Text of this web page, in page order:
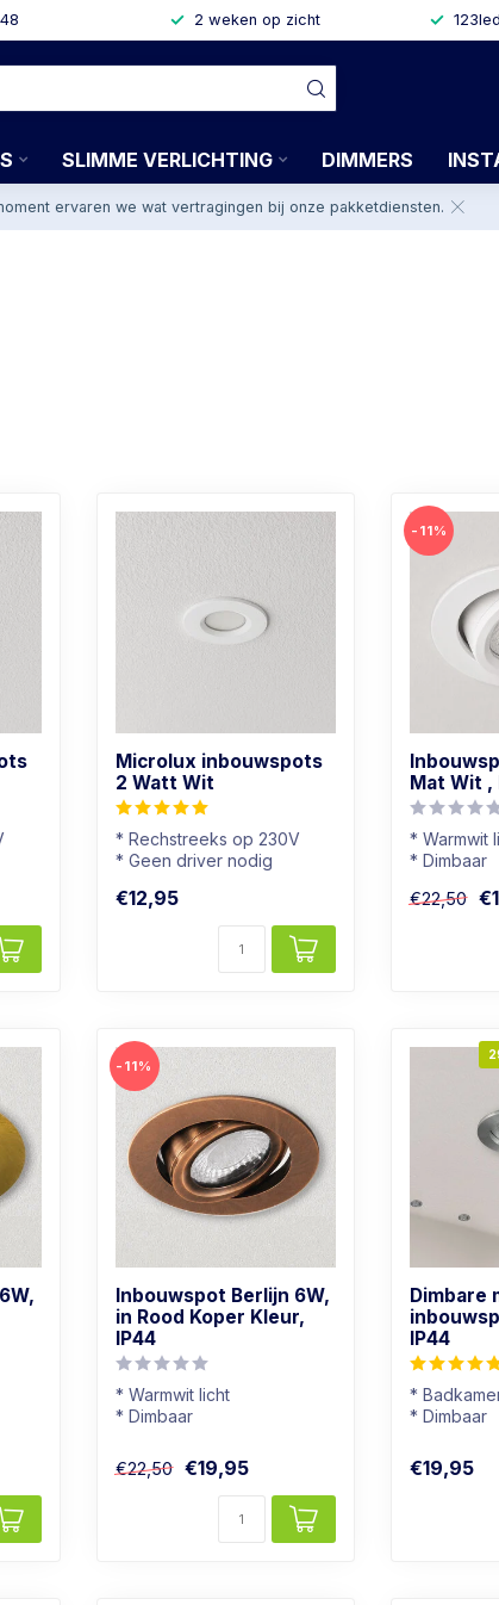
2 weken op zicht
SLIMME VERLICHTING DIMMERS
ervaren we wat vertragingen bij onze pakketdiensten.
Microlux inbouwspots
2 Watt Wit
* Rechstreeks op 230V
* Geen driver nodig
* Mini spotje
€12,95
-11%
Mat Wit ,
* Warmwit
* Dimbaar
* In mat-
€22,50
-11%
Inbouwspot Berlijn 6W,
in Rood Koper Kleur,
IP44
* Warmwit licht
* Dimbaar
* In rood koper kleur
€22,50 €19,95
Dimbare
IP44
*
* Dimbaar
* Aluminium
€19,95